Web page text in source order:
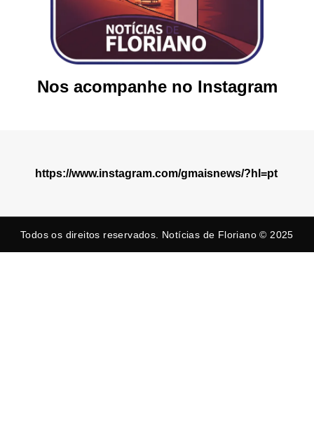
Nos acompanhe no Instagram
https://www.instagram.com/gmaisnews/?hl=pt
Todos os direitos reservados. Notícias de Floriano © 2025